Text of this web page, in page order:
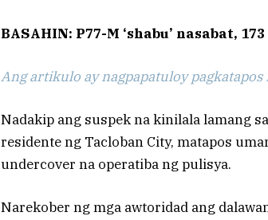
BASAHIN: P77-M ‘shabu’ nasabat,
Ang artikulo ay nagpapatuloy pagkatapos
Nadakip ang suspek na kinilala lamang
residente ng Tacloban City, matapos
undercover na operatiba ng pulisya.
Narekober ng mga awtoridad ang